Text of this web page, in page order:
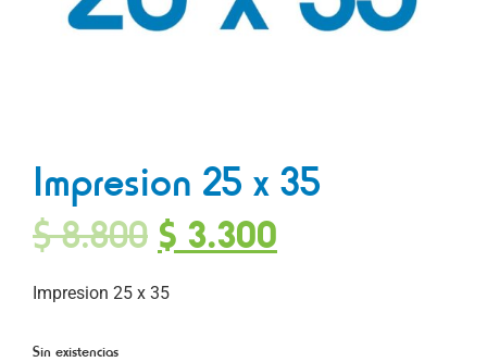
Impresion 25 x 35
$8.800 $ 3.300
Impresion 25 x 35
Sin existencias